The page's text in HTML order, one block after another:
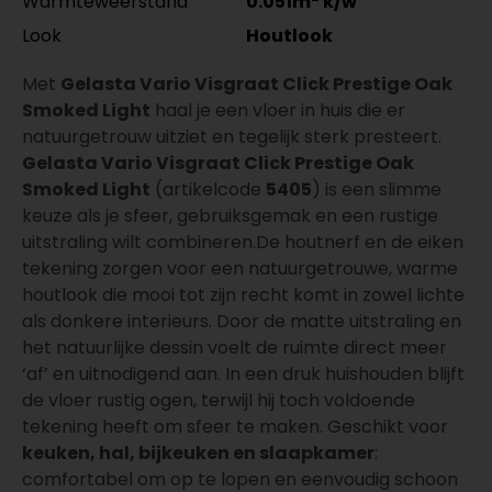
Look
Houtlook
Met Gelasta Vario Visgraat Click Prestige Oak
Smoked Light haal je een vloer in huis die er
natuurgetrouw uitziet en tegelijk sterk presteert.
Gelasta Vario Visgraat Click Prestige Oak
Smoked Light (artikelcode 5405) is een slimme
keuze als je sfeer, gebruiksgemak en een rustige
uitstraling wilt combineren.De houtnerf en de eiken
tekening zorgen voor een natuurgetrouwe, warme
houtlook die mooi tot zijn recht komt in zowel lichte
als donkere interieurs. Door de matte uitstraling en
het natuurlijke dessin voelt de ruimte direct meer
‘af’ en uitnodigend aan. In een druk huishouden blijft
de vloer rustig ogen, terwijl hij toch voldoende
tekening heeft om sfeer te maken. Geschikt voor
keuken, hal, bijkeuken en slaapkamer:
comfortabel om op te lopen en eenvoudig schoon